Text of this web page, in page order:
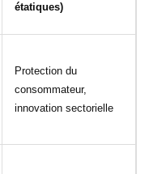
étatiques)
Protection du
consommateur,
innovation sectorielle